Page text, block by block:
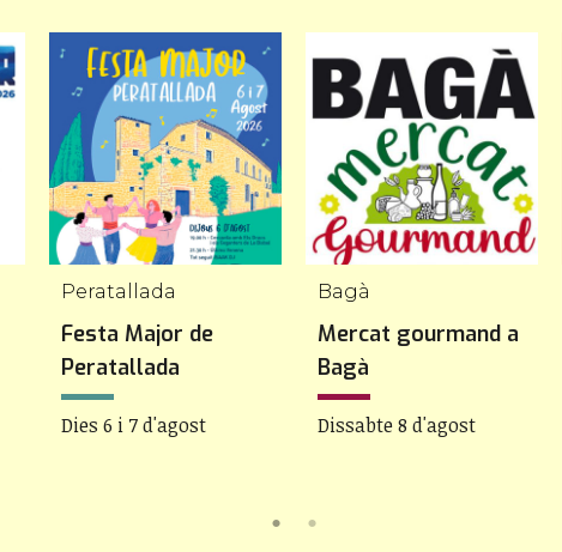
Peratallada
Festa Major de
Peratallada
Dies 6 i 7 d'agost
Bagà
Mercat gourmand a
Bagà
Dissabte 8 d'agost